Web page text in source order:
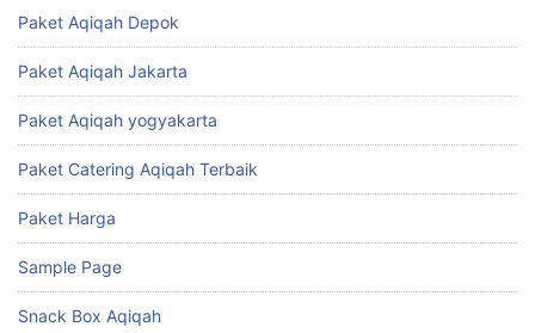
Paket Aqiqah Depok
Paket Aqiqah Jakarta
Paket Aqiqah yogyakarta
Paket Catering Aqiqah Terbaik
Paket Harga
Sample Page
Snack Box Aqiqah